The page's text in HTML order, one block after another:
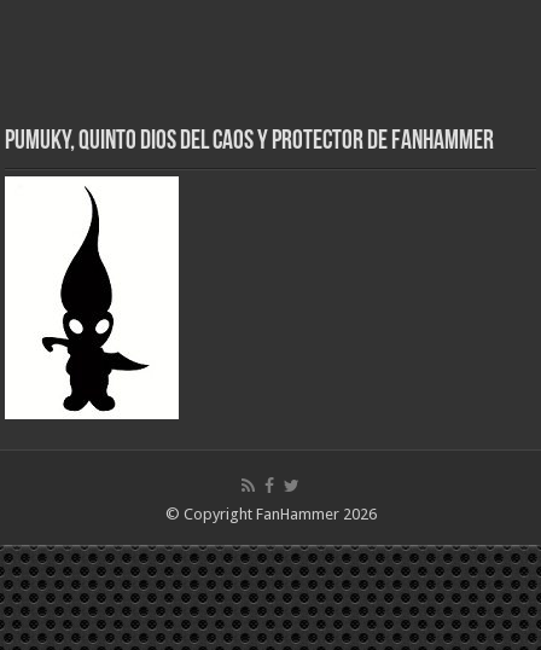
Pumuky, Quinto Dios del Caos y Protector de FanHammer
© Copyright FanHammer 2026